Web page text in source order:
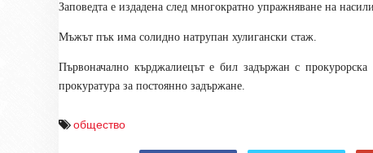
Заповедта е издадена след многократно упражняване на
Мъжът пък има солидно натрупан хулигански стаж.
Първоначално кърджалиецът е бил задържан с
прокуратура за постоянно задържане.
общество